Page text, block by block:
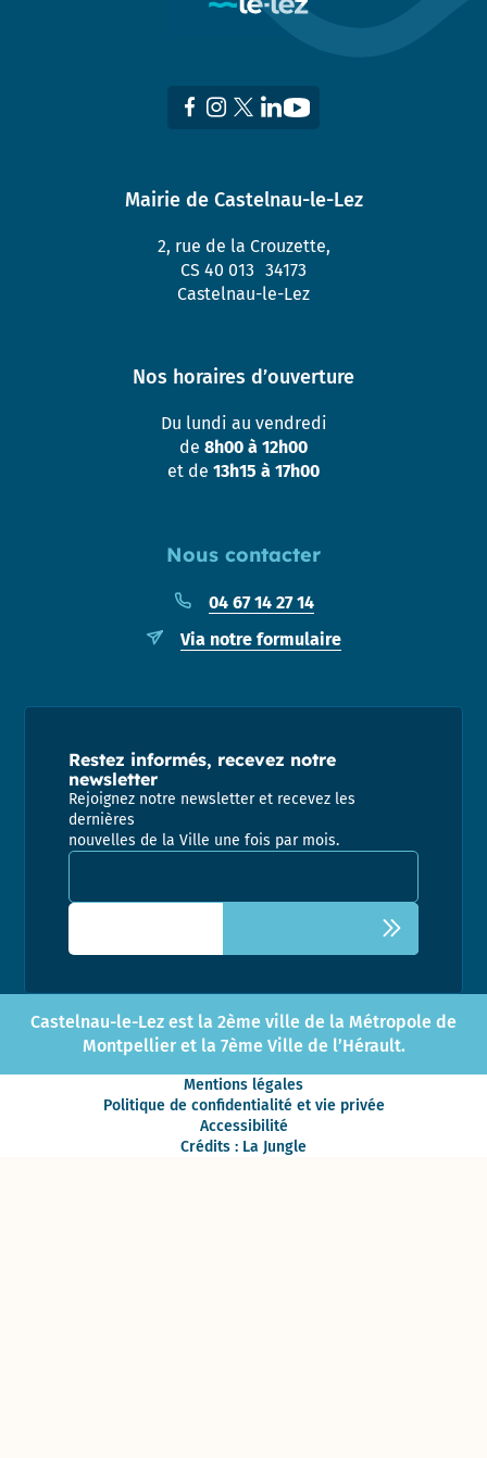
Nous contacter
04 67 14 27 14
Via notre formulaire
Mairie de Castelnau-le-Lez
2, rue de la Crouzette,
CS 40 013 34173
Castelnau-le-Lez
Nos horaires d’ouverture
Du lundi au vendredi
de 8h00 à 12h00
et de 13h15 à 17h00
Restez informés, recevez notre
newsletter
Rejoignez notre newsletter et recevez les
dernières
nouvelles de la Ville une fois par mois.
Adresse email pour la newsletter
Castelnau-le-Lez est la 2ème ville de la Métropole de
Montpellier et la 7ème Ville de l’Hérault.
Mentions légales
Politique de confidentialité et vie privée
Accessibilité
Crédits : La Jungle